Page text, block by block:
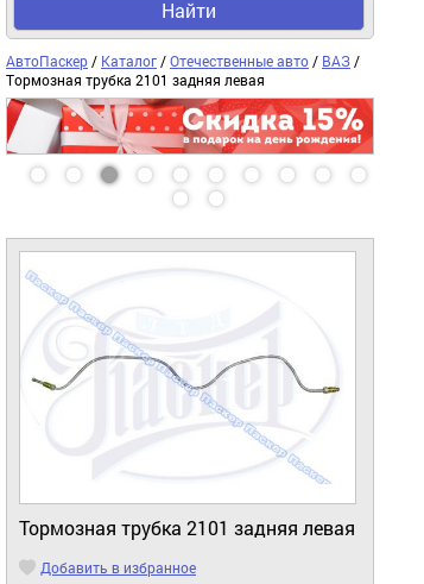
Найти
АвтоПаскер / Каталог /Отечественные авто / ВАЗ /
Тормозная трубка 2101 задняя левая
Тормозная трубка 2101 задняя левая
Добавить в избранное